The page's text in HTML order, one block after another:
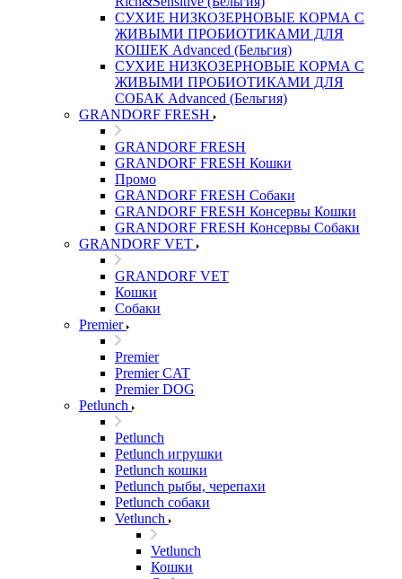
СУХИЕ НИЗКОЗЕРНОВЫЕ КОРМА С
ЖИВЫМИ ПРОБИОТИКАМИ ДЛЯ
КОШЕК Advanced (Бельгия)
СУХИЕ НИЗКОЗЕРНОВЫЕ КОРМА С
ЖИВЫМИ ПРОБИОТИКАМИ ДЛЯ
СОБАК Advanced (Бельгия)
GRANDORF FRESH
GRANDORF FRESH
GRANDORF FRESH Кошки
Промо
GRANDORF FRESH Собаки
GRANDORF FRESH Консервы Кошки
GRANDORF FRESH Консервы Собаки
GRANDORF VET
GRANDORF VET
Кошки
Собаки
Premier
Premier
Premier CAT
Premier DOG
Petlunch
Petlunch
Petlunch игрушки
Petlunch кошки
Petlunch рыбы, черепахи
Petlunch собаки
Vetlunch
Vetlunch
Кошки